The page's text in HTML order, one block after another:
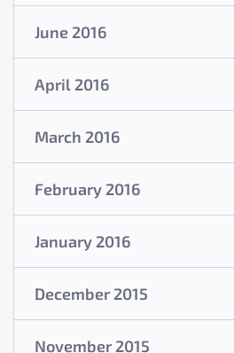
June 2016
April 2016
March 2016
February 2016
January 2016
December 2015
November 2015